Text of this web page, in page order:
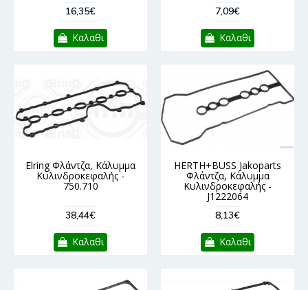
16,35€
Καλαθι
7,09€
Καλαθι
Elring Φλάντζα, Κάλυμμα
Κυλινδροκεφαλής -
750.710
38,44€
Καλαθι
HERTH+BUSS Jakoparts
Φλάντζα, Κάλυμμα
Κυλινδροκεφαλής -
J1222064
8,13€
Καλαθι